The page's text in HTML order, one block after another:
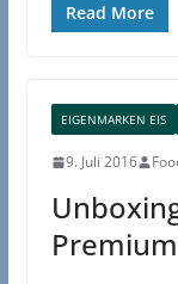
Read More
EIGENMARKEN EIS
9. Juli 2016